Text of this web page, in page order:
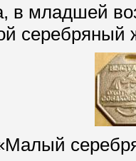
в младшей
серебряный